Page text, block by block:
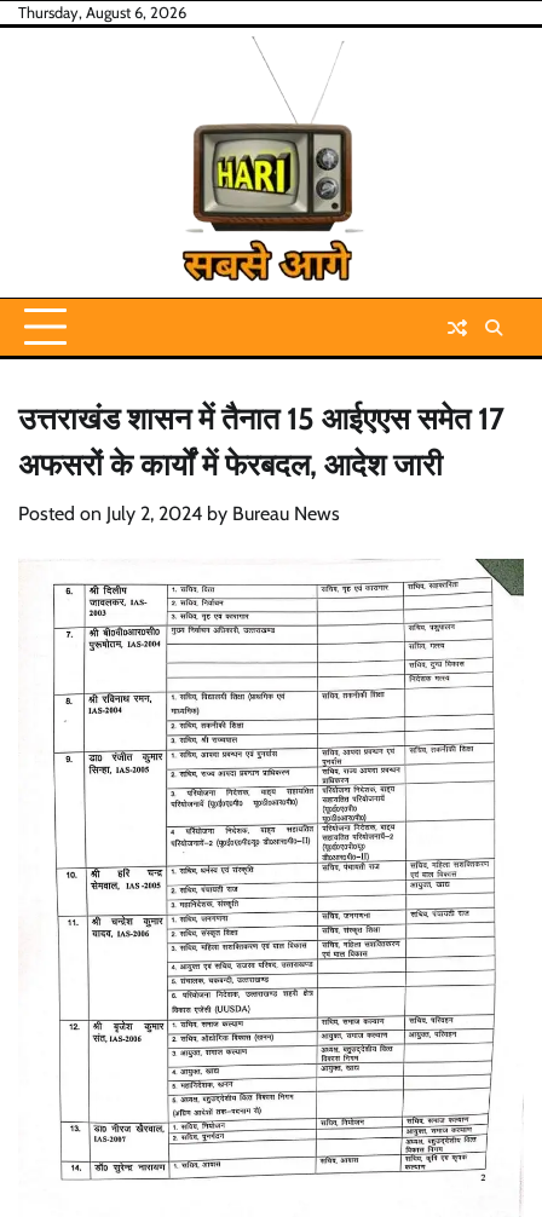
SkipThursday, August 6, 2026
उत्तराखंड शासन में तैनात‌ 15 आईएएस समेत 17
अफसरों के कार्यों में फेरबदल, आदेश जारी
Posted on July 2, 2024 by Bureau News